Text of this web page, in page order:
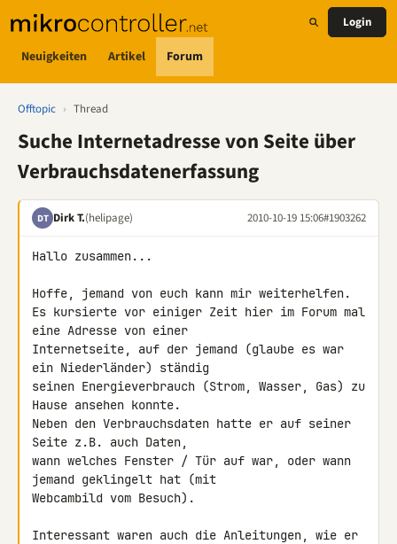
Neuigkeiten Artikel Forum
Login
Offtopic › Thread
Suche Internetadresse von Seite über
Verbrauchsdatenerfassung
DT Dirk T.(helipage) 2010-10-19 15:06#1903262
Hallo zusammen...
Hoffe, jemand von euch kann mir weiterhelfen.
Es kursierte vor einiger Zeit hier im Forum mal
eine Adresse von einer
Internetseite, auf der jemand (glaube es war
ein Niederländer) ständig
seinen Energieverbrauch (Strom, Wasser, Gas) zu
Hause ansehen konnte.
Neben den Verbrauchsdaten hatte er auf seiner
Seite z.B. auch Daten,
wann welches Fenster / Tür auf war, oder wann
jemand geklingelt hat (mit
Webcambild vom Besuch).
Interessant waren auch die Anleitungen, wie er